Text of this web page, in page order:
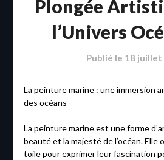
Plongée
l’Univers
Publié le 18 juillet
La peinture marine : une immersion
des océans
La peinture marine est une forme
beauté et la majesté de l’océan.
toile pour exprimer leur fascination